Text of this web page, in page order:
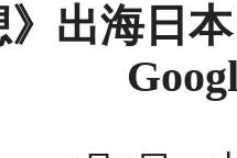
》出海日